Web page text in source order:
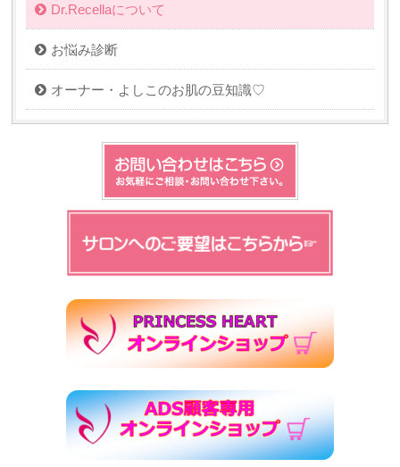
Dr.Recellaについて
お悩み診断
オーナー・よしこのお肌の豆知識♡